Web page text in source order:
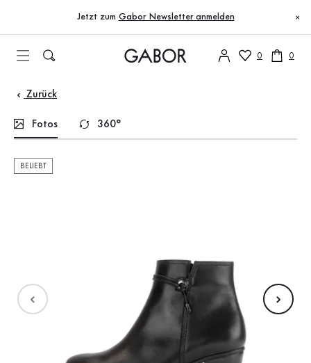
Zum Inhaltsverzeichnis
Zur Hauptnavigation
Jetzt zum Gabor Newsletter anmelden ×
0 0
Zurück
Fotos 360°
BELIEBT